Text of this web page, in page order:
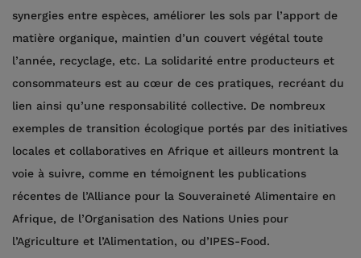
synergies entre espèces, améliorer les sols par l’apport de
matière organique, maintien d’un couvert végétal toute
l’année, recyclage, etc. La solidarité entre producteurs et
consommateurs est au cœur de ces pratiques, recréant du
lien ainsi qu’une responsabilité collective. De nombreux
exemples de transition écologique portés par des initiatives
locales et collaboratives en Afrique et ailleurs montrent la
voie à suivre, comme en témoignent les publications
récentes de l’Alliance pour la Souveraineté Alimentaire en
Afrique, de l’Organisation des Nations Unies pour
l’Agriculture et l’Alimentation, ou d’IPES-Food.